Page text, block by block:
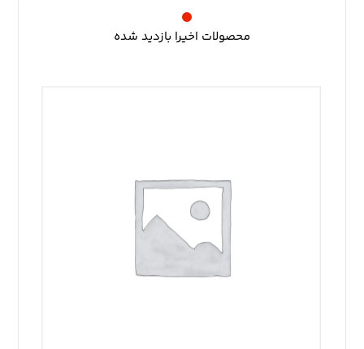
محصولات اخیرا بازدید شده